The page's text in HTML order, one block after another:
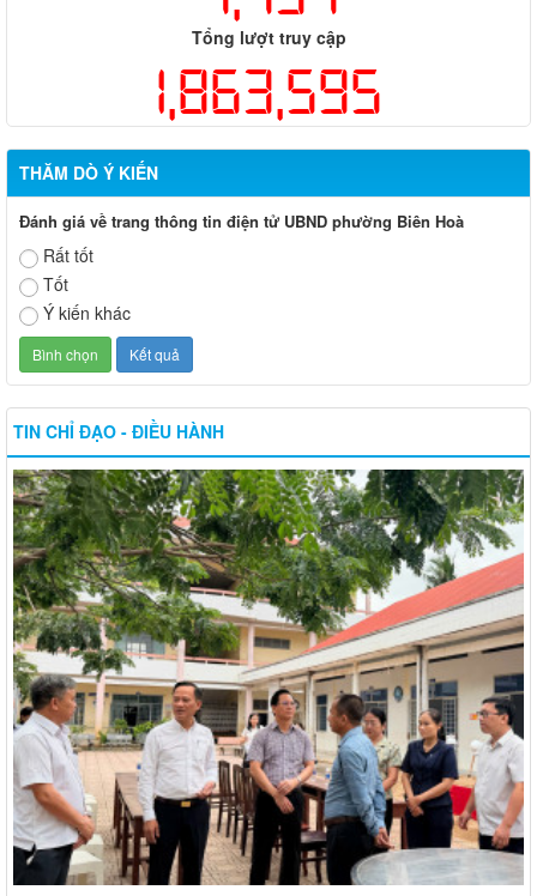
Tổng lượt truy cập
1,863,595
THĂM DÒ Ý KIẾN
Đánh giá về trang thông tin điện tử UBND phường Biên Hoà
Rất tốt
Tốt
Ý kiến khác
TIN CHỈ ĐẠO - ĐIỀU HÀNH